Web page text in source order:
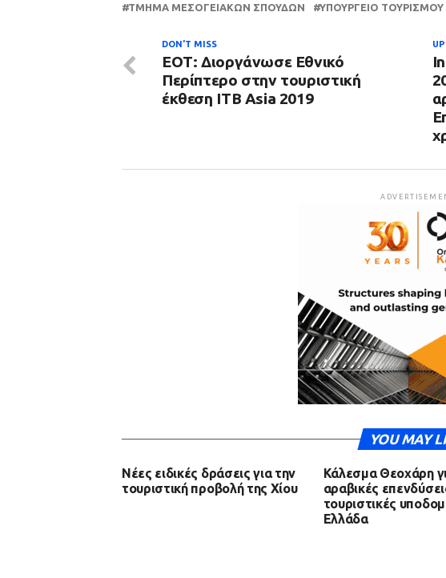
ΤΜΉΜΑ ΜΕΣΟΓΕΙΑΚΏΝ ΣΠΟΥΔΏΝ
ΥΠΟΥΡΓΕΊΟ ΤΟΥΡΙΣΜΟΎ
DON'T MISS
ΕΟΤ: Διοργάνωσε Εθνικό
Περίπτερο στην τουριστική
έκθεση ΙΤΒ Asia 2019
YOU MAY
Νέες ειδικές δράσεις για την
τουριστική προβολή της Χίου
Κάλεσμα Θεοχάρη
αραβικές
τουριστικές
Ελλάδα